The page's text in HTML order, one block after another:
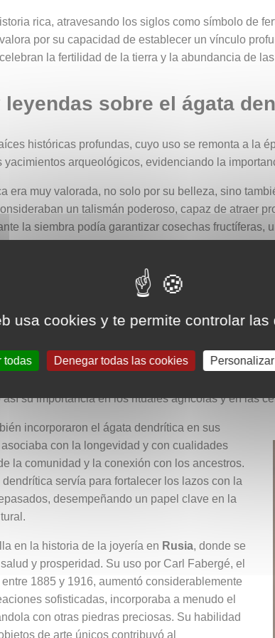
rica, atravesando los siglos como símbolo de
por su capacidad de establecer un vínculo
la fertilidad de la tierra y la abundancia de
sobre el ágata
históricas profundas, cuyo uso se remonta a la
arqueológicos, evidenciando la
era muy valorada, no solo por su belleza, sino
un talismán poderoso, capaz de atraer
la siembra podía garantizar cosechas fructíferas,
a las dríades, las ninfas de los bosques,
con Artemisa, la diosa de la caza y de los
encontraba en esta piedra un reflejo de su
sagrados, reforzaban su conexión con esta deidad,
adquirió otra dimensión simbólica. Estaba
la vida. Esta piedra se consideraba un talismán
su importancia en los rituales agrícolas y en las
incorporaron el ágata dendrítica en sus
con la longevidad y con cualidades
la comunidad y la conexión con los ancestros.
servía para fortalecer los lazos con la
desempeñando un papel clave en la
en la historia de la joyería en Rusia, donde se
y prosperidad. Su uso por Carl Fabergé, el
1885 y 1916, aumentó considerablemente
sofisticadas, incorporaba a menudo el
con otras piedras preciosas. Su habilidad
de arte únicos contribuyó al
usa cookies y te permite controlar las
todas Denegar todas las cookies Personalizar